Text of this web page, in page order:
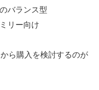
バランス型
リー向け
ら購入を検討するのが